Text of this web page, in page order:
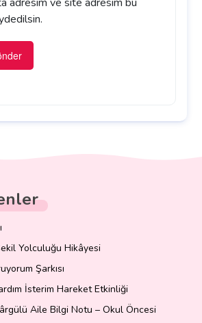
adresim ve site adresim bu
Yolculuğu Hikâyesi
Şarkısı
İsterim Hareket Etkinliği
Aile Bilgi Notu – Okul Öncesi